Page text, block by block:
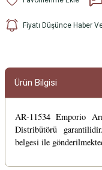
Fiyatı Düşünce Haber
Ürün Bilgisi
AR-11534 Emporio
Distribütörü
belgesi ile